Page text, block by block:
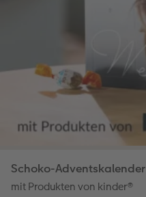
Schoko-Adventskalender
mit Produkten von kinder®